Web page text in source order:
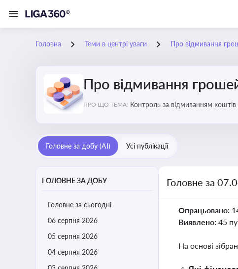
Головна Теми в центрі уваги Про відмивання
Про відмивання
ПРО ЩО ТЕМА: Контроль за відмиванням
Головне за добу (AI) Усі публікації
ГОЛОВНЕ ЗА ДОБУ
Головне за сьогодні
06 серпня 2026
05 серпня 2026
04 серпня 2026
Головне за
Опрацьовано:
Виявлено: 45
На основі